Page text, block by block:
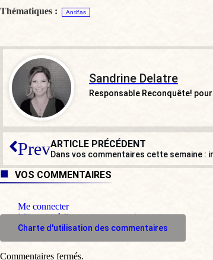
Thématiques : Antifas
Sandrine Delatre
Responsable Reconquête!
PrevARTICLE PRÉCÉDENT
Dans vos commentaires cette semaine :
VOS COMMENTAIRES
Me connecter
M'inscrire à l'espace commentaire
Charte d'utilisation des commentaires
Commentaires fermés.